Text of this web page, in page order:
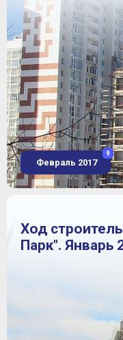
Февраль 2017
9
Ход
Парк". Январь